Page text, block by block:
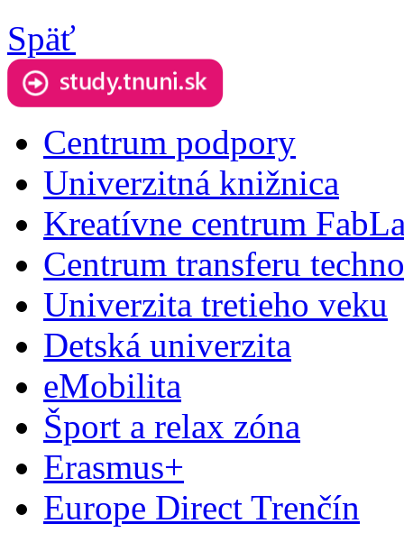
Späť
Centrum podpory
Univerzitná knižnica
Kreatívne centrum
Centrum transferu
Univerzita tretieho veku
Detská univerzita
eMobilita
Šport a relax zóna
Erasmus+
Europe Direct Trenčín